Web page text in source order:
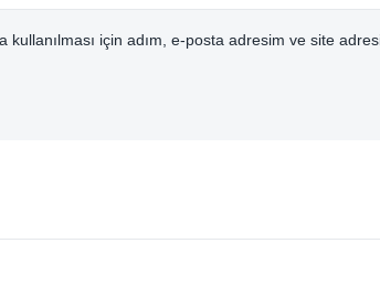
kullanılması için adım, e-posta adresim ve site